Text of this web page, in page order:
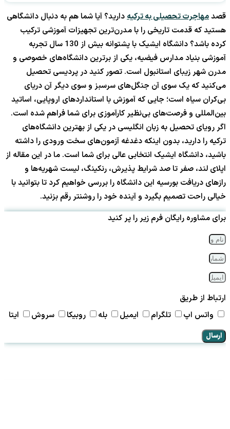
قصدمهاجرت تحصیلی به ترکیهدارید؟ آیا شما هم به دنبال دانشگاهی
هستید که قدمت تاریخی را با مدرن‌ترین تجهیزات آموزشی ترکیب
کرده باشد؟ دانشگاه ایشیک با پشتوانه بیش از 130 سال تجربه
آموزشی بنیاد مدارس فیضیه، یکی از برترین دانشگاه‌های خصوصی و
مدرن شهر زیبای استانبول است. تصور کنید در پردیسی تحصیل
می‌کنید که یک سوی آن جنگل‌های سرسبز و سوی دیگر آن دریای
بی‌کران سیاه است؛ جایی که آموزش با استانداردهای اروپایی، اساتید
بین‌المللی و فرصت‌های بی‌نظیر کارآموزی برای شما فراهم شده است.
اگر رویای تحصیل به زبان انگلیسی در یکی از بهترین دانشگاه‌های
ترکیه را دارید، بدون اینکه دغدغه آزمون‌های سخت ورودی را داشته
باشید، دانشگاه ایشیک انتخابی عالی برای شما است. ما در این مقاله از
اپلای لند، صفر تا صد شرایط پذیرش، رنکینگ، لیست شهریه‌ها و
رازهای دریافت بورسیه این دانشگاه را بررسی خواهیم کرد تا بتوانید با
خیالی راحت تصمیم بگیرد و آینده خود را روشنتر رقم بزنید.
برای مشاوره رایگان فرم زیر را پر کنید
ارتباط از طریق
واتس اپ
تلگرام ایمیل بله روبیکا سروش ایتا
ارسال